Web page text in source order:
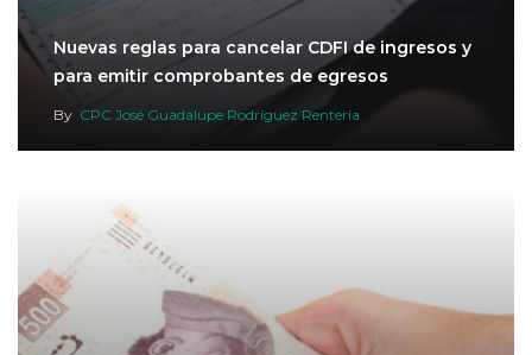
Nuevas reglas para cancelar CDFI de ingresos y
para emitir comprobantes de egresos
By CPC José Guadalupe Rodríguez Rentería